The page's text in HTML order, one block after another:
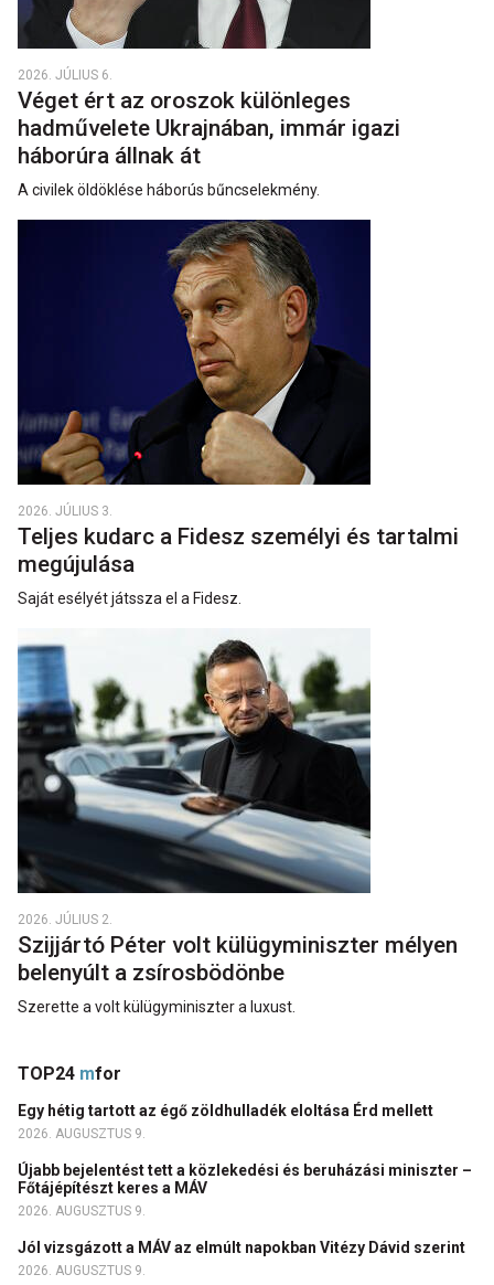
2026. JÚLIUS 6.
Véget ért az oroszok különleges
hadművelete Ukrajnában, immár igazi
háborúra állnak át
A civilek öldöklése háborús bűncselekmény.
2026. JÚLIUS 3.
Teljes kudarc a Fidesz személyi és tartalmi
megújulása
Saját esélyét játssza el a Fidesz.
2026. JÚLIUS 2.
Szijjártó Péter volt külügyminiszter mélyen
belenyúlt a zsírosbödönbe
Szerette a volt külügyminiszter a luxust.
TOP24 mfor
Egy hétig tartott az égő zöldhulladék eloltása Érd mellett
2026. AUGUSZTUS 9.
Újabb bejelentést tett a közlekedési és beruházási miniszter –
Főtájépítészt keres a MÁV
2026. AUGUSZTUS 9.
Jól vizsgázott a MÁV az elmúlt napokban Vitézy Dávid szerint
2026. AUGUSZTUS 9.